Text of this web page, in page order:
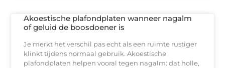
Akoestische plafondplaten wanneer nagalm
of geluid de boosdoener is
Je merkt het verschil pas echt als een ruimte rustiger
klinkt tijdens normaal gebruik. Akoestische
plafondplaten helpen vooral tegen nagalm: dat holle,